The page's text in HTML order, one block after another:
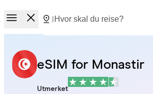
eSIM for Monastir
Utmerket